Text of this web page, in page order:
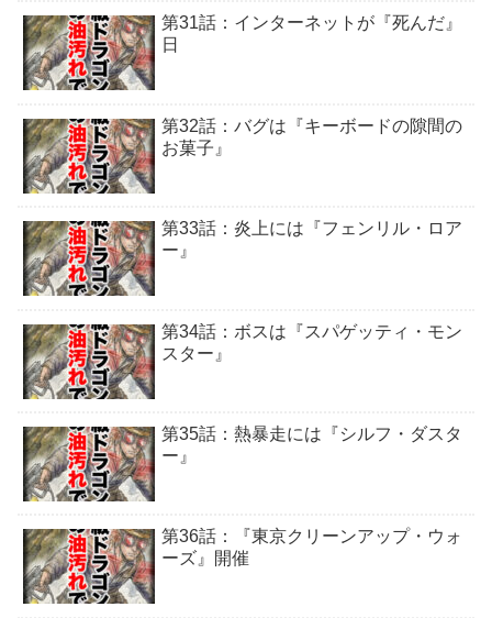
第31話：インターネットが『死んだ』
日
第32話：バグは『キーボードの隙間の
お菓子』
第33話：炎上には『フェンリル・ロア
ー』
第34話：ボスは『スパゲッティ・モン
スター』
第35話：熱暴走には『シルフ・ダスタ
ー』
第36話：『東京クリーンアップ・ウォ
ーズ』開催